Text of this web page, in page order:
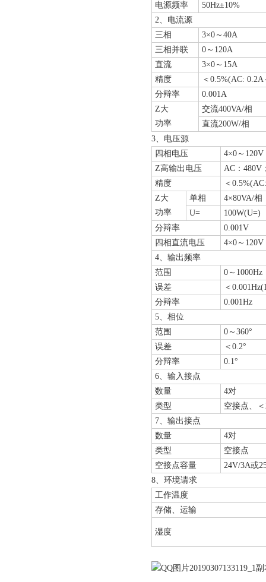
电源频率
50Hz±10%
2、电流源
三相
3×0～40A
三相并联
0～120A
直流
3×0～15A
精度
＜0.5%(AC:
分辩率
0.001A
Z大
功率
交流400VA/相
直流200W/相
3、电压源
四相电压
4×0～120V
Z高输出电压
AC：480V
精度
＜
Z大
功率
单相
4×80VA/相
U=
100W(U=)
分辩率
0.001V
四相直流电压
4×0～120V
4、输出频率
范围
0～1000Hz
误差
＜
分辩率
0.001Hz
5、相位
范围
0～360°
误差
＜0.2°
分辩率
0.1°
6、输入接点
数量
4对
类型
空接点、
7、输出接点
数量
4对
类型
空接点
空接点容量
24V/3A或
8、环境请求
工作温度
存储、运输
湿度